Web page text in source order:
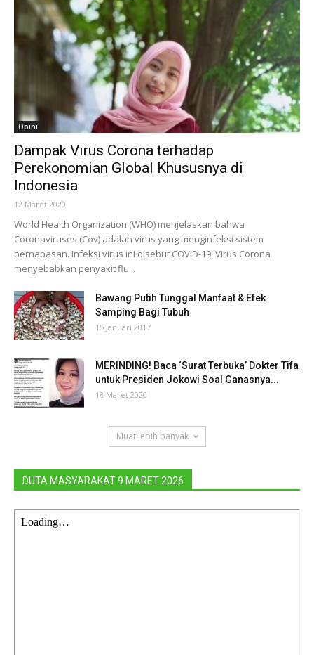
Opini
Dampak Virus Corona terhadap
Perekonomian Global Khususnya di
Indonesia
12 Maret 2020
World Health Organization (WHO) menjelaskan bahwa
Coronaviruses (Cov) adalah virus yang menginfeksi sistem
pernapasan. Infeksi virus ini disebut COVID-19. Virus Corona
menyebabkan penyakit flu...
Bawang Putih Tunggal Manfaat & Efek
Samping Bagi Tubuh
15 Januari 2017
MERINDING! Baca ‘Surat Terbuka’ Dokter Tifa
untuk Presiden Jokowi Soal Ganasnya...
18 Maret 2020
Muat lebih banyak
DUTA MASYARAKAT 9 MARET 2026